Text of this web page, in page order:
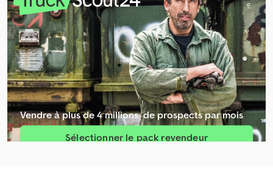
Lag Châssis Mixte
Lecitrailer Châssis Mixte
Lohr Châssis Mixte
Mercedes-Benz Châssis Mixte
Montracon Châssis Mixte
Netam-Fruehauf Châssis Mixte
Vendre à plus de 4 millions ­ de prospects par mois
Sélectionner le pack revendeur